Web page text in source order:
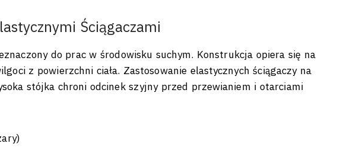
Ściągaczami
do prac w środowisku suchym. Konstrukcja opiera się na
z powierzchni ciała. Zastosowanie elastycznych ściągaczy na
stójka chroni odcinek szyjny przed przewianiem i otarciami